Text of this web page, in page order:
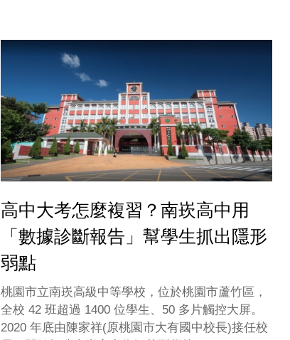
高中大考怎麼複習？南崁高中用
「數據診斷報告」幫學生抓出隱形
弱點
桃園市立南崁高級中等學校，位於桃園市蘆竹區，
全校 42 班超過 1400 位學生、50 多片觸控大屏。
2020 年底由陳家祥(原桃園市大有國中校長)接任校